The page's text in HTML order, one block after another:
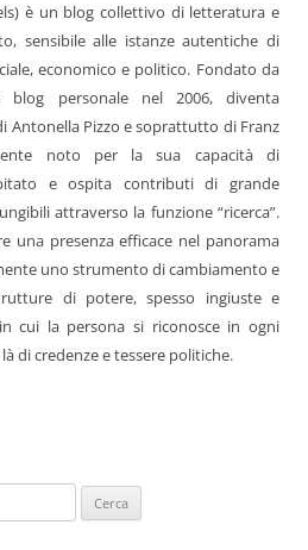
è un blog collettivo di letteratura e
sensibile alle istanze autentiche di
economico e politico. Fondato da
blog personale nel 2006, diventa
Pizzo e soprattutto di Franz
noto per la sua capacità di
e ospita contributi di grande
attraverso la funzione “ricerca”.
una presenza efficace nel panorama
uno strumento di cambiamento e
di potere, spesso ingiuste e
cui la persona si riconosce in ogni
di credenze e tessere politiche.